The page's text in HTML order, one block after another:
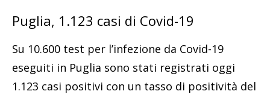
Puglia, 1.123 casi di Covid-19
Su 10.600 test per l’infezione da Covid-19
eseguiti in Puglia sono stati registrati oggi
1.123 casi positivi con un tasso di positività del